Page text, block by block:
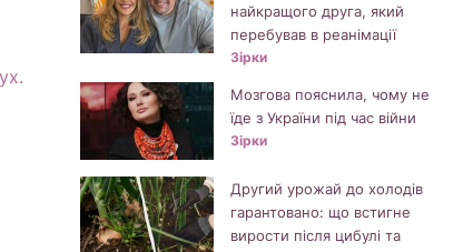
найкращого друга, який
перебував в реанімації
Зірки
Мозгова пояснила, чому не
їде з України під час війни
Зірки
Другий урожай до холодів
гарантовано: що встигне
вирости після цибулі та